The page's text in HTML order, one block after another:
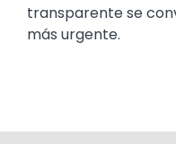
transparente se
más urgente.